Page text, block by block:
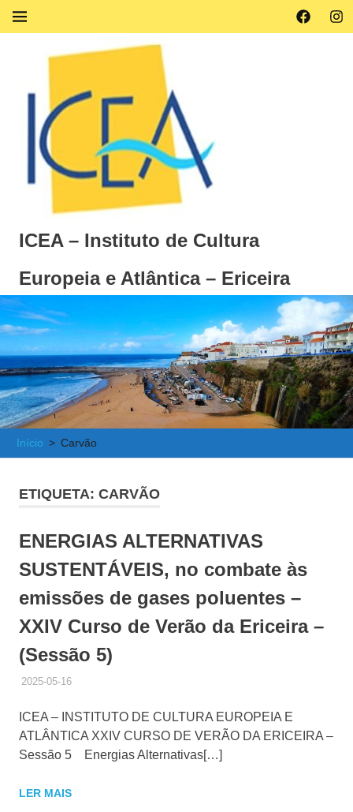
Skip
Facebook
MENU
ICEA – Instituto de Cultura
Europeia e Atlântica – Ericeira
Instituto
de
Cultura
Europeia
e
Atlântica
Início Carvão
ETIQUETA: CARVÃO
ENERGIAS ALTERNATIVAS
SUSTENTÁVEIS, no combate às
emissões de gases poluentes –
XXIV Curso de Verão da Ericeira –
(Sessão 5)
2025-05-16ADMINISTRADOR
HISTÓRICO DE ACTIVIDADES
ICEA – INSTITUTO DE CULTURA EUROPEIA E
ATLÂNTICA XXIV CURSO DE VERÃO DA ERICEIRA –
Sessão 5 Energias Alternativas[…]
LER MAIS